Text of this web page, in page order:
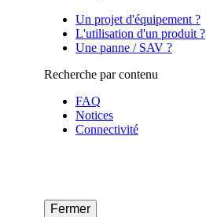
Un projet d'équipement ?
L'utilisation d'un produit ?
Une panne / SAV ?
Recherche par contenu
FAQ
Notices
Connectivité
Fermer